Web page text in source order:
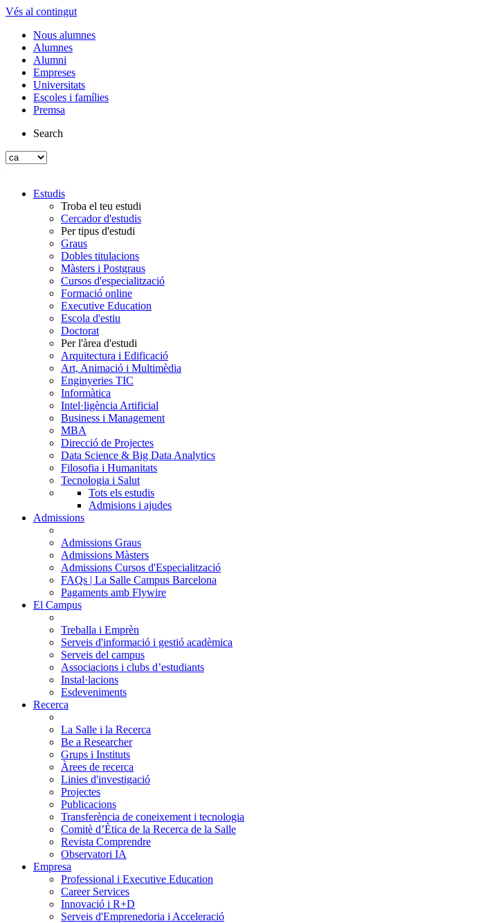
Vés al contingut
Nous alumnes
Alumnes
Alumni
Empreses
Universitats
Escoles i famílies
Premsa
Search
Estudis
Troba el teu estudi
Cercador d'estudis
Per tipus d'estudi
Graus
Dobles titulacions
Màsters i Postgraus
Cursos d'especialització
Formació online
Executive Education
Escola d'estiu
Doctorat
Per l'àrea d'estudi
Arquitectura i Edificació
Art, Animació i Multimèdia
Enginyeries TIC
Informàtica
Intel·ligència Artificial
Business i Management
MBA
Direcció de Projectes
Data Science & Big Data Analytics
Filosofia i Humanitats
Tecnologia i Salut
Tots els estudis
Admisions i ajudes
Admissions
Admissions Graus
Admissions Màsters
Admissions Cursos d'Especialització
FAQs | La Salle Campus Barcelona
Pagaments amb Flywire
El Campus
Treballa i Emprèn
Serveis d'informació i gestió acadèmica
Serveis del campus
Associacions i clubs d’estudiants
Instal·lacions
Esdeveniments
Recerca
La Salle i la Recerca
Be a Researcher
Grups i Instituts
Àrees de recerca
Linies d'investigació
Projectes
Publicacions
Transferència de coneixement i tecnologia
Comitè d’Ètica de la Recerca de la Salle
Revista Comprendre
Observatori IA
Empresa
Professional i Executive Education
Career Services
Innovació i R+D
Serveis d'Emprenedoria i Acceleració